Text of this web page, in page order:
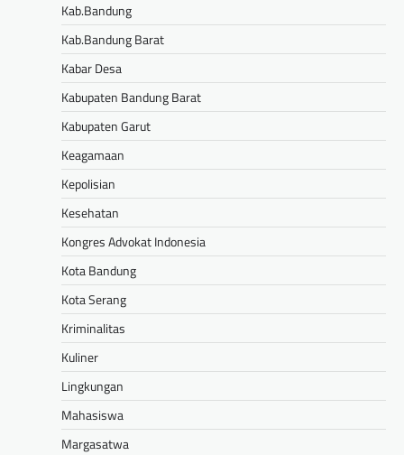
Kab.Bandung
Kab.Bandung Barat
Kabar Desa
Kabupaten Bandung Barat
Kabupaten Garut
Keagamaan
Kepolisian
Kesehatan
Kongres Advokat Indonesia
Kota Bandung
Kota Serang
Kriminalitas
Kuliner
Lingkungan
Mahasiswa
Margasatwa